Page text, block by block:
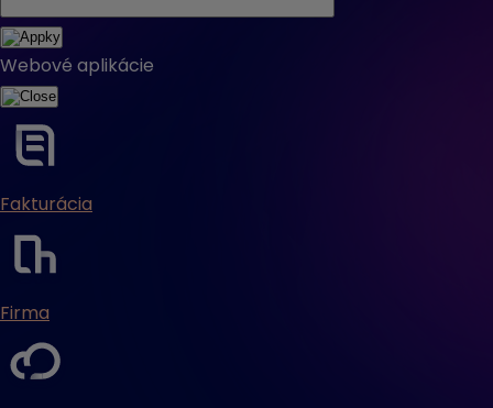
Webové aplikácie
Fakturácia
Firma